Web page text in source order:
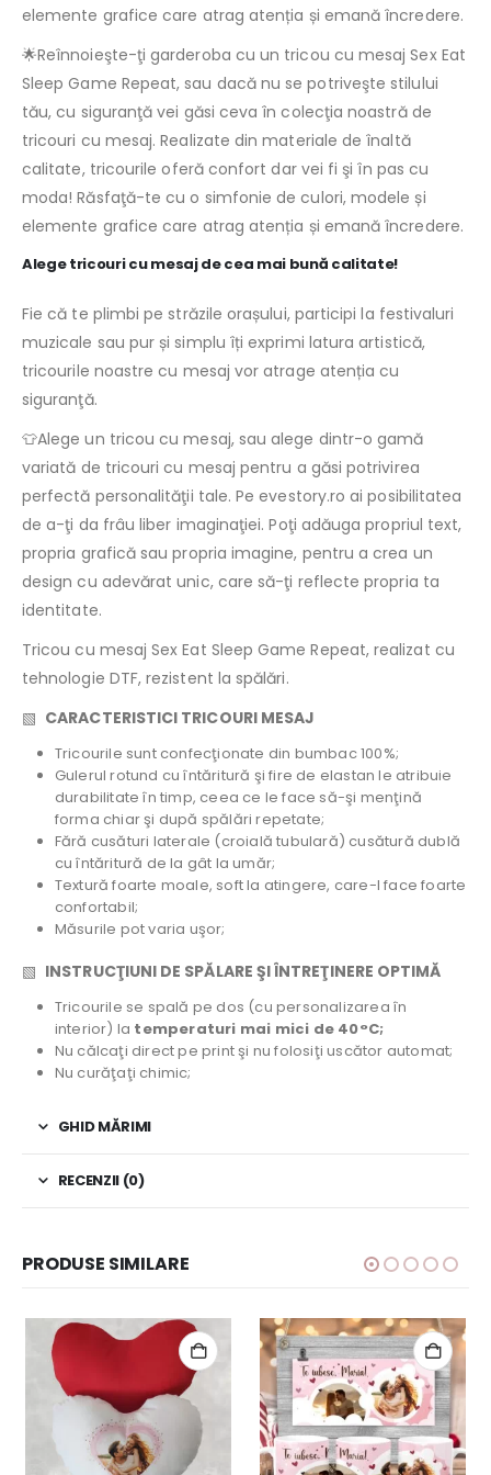
elemente grafice care atrag atenția și emană încredere.
🌟Reînnoieşte-ţi garderoba cu un tricou cu mesaj Sex Eat
Sleep Game Repeat, sau dacă nu se potriveşte stilului
tău, cu siguranţă vei găsi ceva în colecţia noastră de
tricouri cu mesaj. Realizate din materiale de înaltă
calitate, tricourile oferă confort dar vei fi şi în pas cu
moda! Răsfaţă-te cu o simfonie de culori, modele și
elemente grafice care atrag atenția și emană încredere.
Alege tricouri cu mesaj de cea mai bună calitate!
Fie că te plimbi pe străzile orașului, participi la festivaluri
muzicale sau pur și simplu îți exprimi latura artistică,
tricourile noastre cu mesaj vor atrage atenția cu
siguranţă.
👕Alege un tricou cu mesaj, sau alege dintr-o gamă
variată de tricouri cu mesaj pentru a găsi potrivirea
perfectă personalităţii tale. Pe evestory.ro ai posibilitatea
de a-ţi da frâu liber imaginaţiei. Poţi adăuga propriul text,
propria grafică sau propria imagine, pentru a crea un
design cu adevărat unic, care să-ţi reflecte propria ta
identitate.
Tricou cu mesaj Sex Eat Sleep Game Repeat, realizat cu
tehnologie DTF, rezistent la spălări.
▧ CARACTERISTICI TRICOURI MESAJ
Tricourile sunt confecţionate din bumbac 100%;
Gulerul rotund cu întăritură şi fire de elastan le atribuie
durabilitate în timp, ceea ce le face să-şi menţină
forma chiar şi după spălări repetate;
Fără cusături laterale (croială tubulară) cusătură dublă
cu întăritură de la gât la umăr;
Textură foarte moale, soft la atingere, care-l face foarte
confortabil;
Măsurile pot varia uşor;
▧ INSTRUCŢIUNI DE SPĂLARE ŞI ÎNTREŢINERE OPTIMĂ
Tricourile se spală pe dos (cu personalizarea în
interior) la temperaturi mai mici de 40°C;
Nu călcaţi direct pe print şi nu folosiţi uscător automat;
Nu curăţaţi chimic;
GHID MĂRIMI
RECENZII (0)
PRODUSE SIMILARE